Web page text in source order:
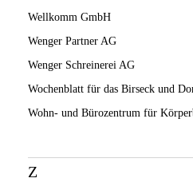
Wellkomm GmbH
Wenger Partner AG
Wenger Schreinerei AG
Wochenblatt für das Birseck und
Wohn- und Bürozentrum für
Z